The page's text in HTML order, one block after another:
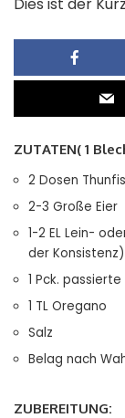
ZUTATEN( 1
2 Dosen
2-3 Große Eier
1-2 EL Lein-
der Konsistenz)
1 Pck.
1 TL Oregano
Salz
Belag nach
ZUBEREITUNG: